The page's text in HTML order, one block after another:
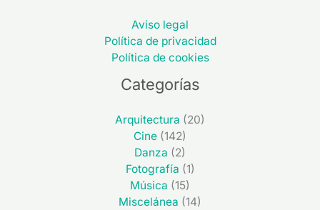
Aviso legal
Política de privacidad
Política de cookies
Categorías
Arquitectura (20)
Cine (142)
Danza (2)
Fotografía (1)
Música (15)
Miscelánea (14)